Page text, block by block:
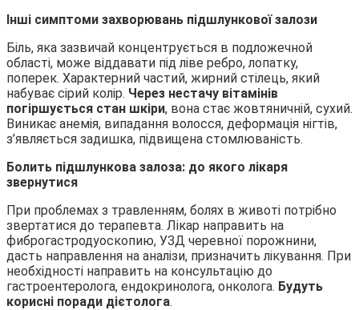
Інші симптоми захворювань підшлункової залози
Біль, яка зазвичай концентрується в подложечной
області, може віддавати під ліве ребро, лопатку,
поперек. Характерний частий, жирний стілець, який
набуває сірий колір. Через нестачу вітамінів
погіршується стан шкіри, вона стає жовтяничній, сухий.
Виникає анемія, випадання волосся, деформація нігтів,
з’являється задишка, підвищена стомлюваність.
Болить підшлункова залоза: до якого лікаря
звернутися
При проблемах з травленням, болях в животі потрібно
звертатися до терапевта. Лікар направить на
фиброгастродуоскопию, УЗД черевної порожнини,
дасть направлення на аналізи, призначить лікування. При
необхідності направить на консультацію до
гастроентеролога, ендокринолога, онколога. Будуть
корисні поради дієтолога.